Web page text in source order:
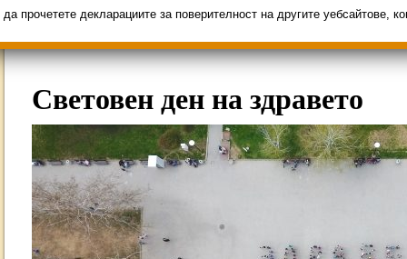
Световен ден на здравето
да прочетете декларациите за поверителност на другите уебсайтове,